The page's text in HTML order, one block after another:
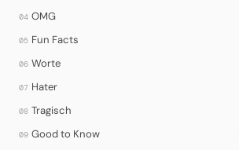
04 OMG
05 Fun Facts
06 Worte
07 Hater
08 Tragisch
09 Good to Know